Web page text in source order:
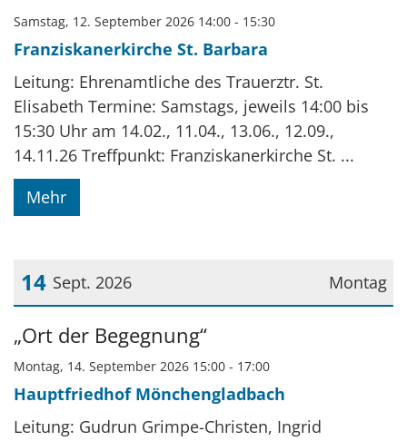
Samstag, 12. September 2026 14:00 - 15:30
Franziskanerkirche St. Barbara
Leitung: Ehrenamtliche des Trauerztr. St.
Elisabeth Termine: Samstags, jeweils 14:00 bis
15:30 Uhr am 14.02., 11.04., 13.06., 12.09.,
14.11.26 Treffpunkt: Franziskanerkirche St. ...
Mehr
Montag
14 Sept. 2026
Datum: 14. September 2026
„Ort der Begegnung“
Montag, 14. September 2026 15:00 - 17:00
Hauptfriedhof Mönchengladbach
Leitung: Gudrun Grimpe-Christen, Ingrid